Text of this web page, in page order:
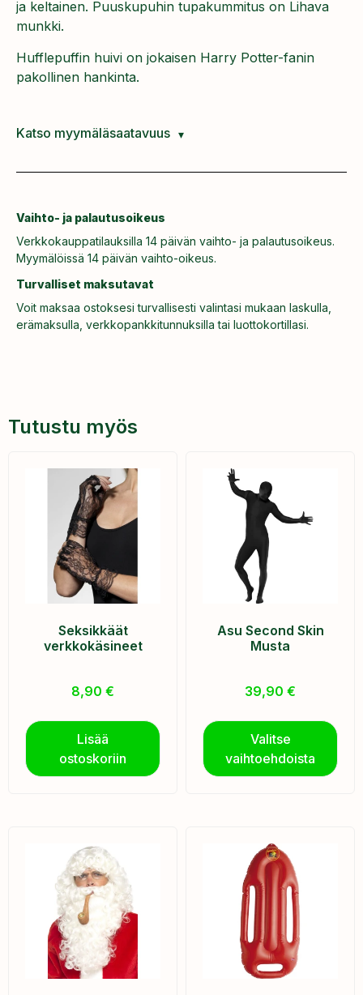
ja keltainen. Puuskupuhin tupakummitus on Lihava
munkki.
Hufflepuffin huivi on jokaisen Harry Potter-fanin
pakollinen hankinta.
Katso myymäläsaatavuus
Vaihto- ja palautusoikeus
Verkkokauppatilauksilla 14 päivän vaihto- ja palautusoikeus.
Myymälöissä 14 päivän vaihto-oikeus.
Turvalliset maksutavat
Voit maksaa ostoksesi turvallisesti valintasi mukaan laskulla,
erämaksulla, verkkopankkitunnuksilla tai luottokortillasi.
Tutustu myös
Seksikkäät
verkkokäsineet
8,90 €
Lisää
ostoskoriin
Asu Second Skin
Musta
39,90 €
Valitse
vaihtoehdoista